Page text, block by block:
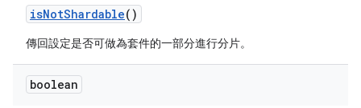
isNotShardable()
傳回設定是否可做為套件的一部分進行分片。
boolean